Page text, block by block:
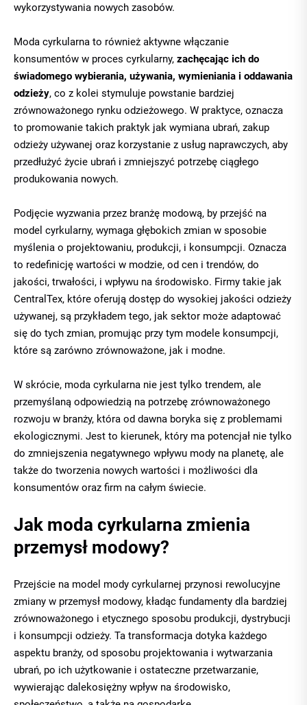
wykorzystywania nowych zasobów.
Moda cyrkularna to również aktywne włączanie
konsumentów w proces cyrkularny, zachęcając ich do
świadomego wybierania, używania, wymieniania i oddawania
odzieży, co z kolei stymuluje powstanie bardziej
zrównoważonego rynku odzieżowego. W praktyce, oznacza
to promowanie takich praktyk jak wymiana ubrań, zakup
odzieży używanej oraz korzystanie z usług naprawczych, aby
przedłużyć życie ubrań i zmniejszyć potrzebę ciągłego
produkowania nowych.
Podjęcie wyzwania przez branżę modową, by przejść na
model cyrkularny, wymaga głębokich zmian w sposobie
myślenia o projektowaniu, produkcji, i konsumpcji. Oznacza
to redefinicję wartości w modzie, od cen i trendów, do
jakości, trwałości, i wpływu na środowisko. Firmy takie jak
CentralTex, które oferują dostęp do wysokiej jakości odzieży
używanej, są przykładem tego, jak sektor może adaptować
się do tych zmian, promując przy tym modele konsumpcji,
które są zarówno zrównoważone, jak i modne.
W skrócie, moda cyrkularna nie jest tylko trendem, ale
przemyślaną odpowiedzią na potrzebę zrównoważonego
rozwoju w branży, która od dawna boryka się z problemami
ekologicznymi. Jest to kierunek, który ma potencjał nie tylko
do zmniejszenia negatywnego wpływu mody na planetę, ale
także do tworzenia nowych wartości i możliwości dla
konsumentów oraz firm na całym świecie.
Jak moda cyrkularna zmienia
przemysł modowy?
Przejście na model mody cyrkularnej przynosi rewolucyjne
zmiany w przemysł modowy, kładąc fundamenty dla bardziej
zrównoważonego i etycznego sposobu produkcji, dystrybucji
i konsumpcji odzieży. Ta transformacja dotyka każdego
aspektu branży, od sposobu projektowania i wytwarzania
ubrań, po ich użytkowanie i ostateczne przetwarzanie,
wywierając dalekosiężny wpływ na środowisko,